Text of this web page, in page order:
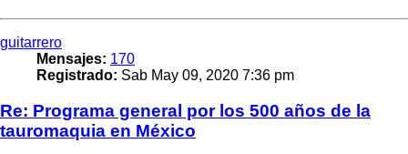
guitarrero
Mensajes: 170
Registrado: Sab May 09, 2020 7:36 pm
Re: Programa general por los 500 años de la
tauromaquia en México